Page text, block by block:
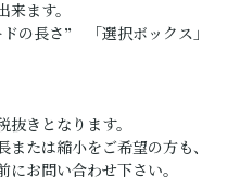
ます。
の長さ” 「選択ボックス」
きとなります。
たは縮小をご希望の方も、
お問い合わせ下さい。